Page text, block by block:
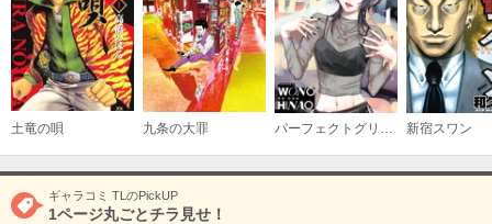
必要ポイント：200
購入する
（17）
必要ポイント： 200
土竜の唄 九条の大罪 新宿スワン
ギャラコミ TLのPickUP
1ページ丸ごとチラ見せ！